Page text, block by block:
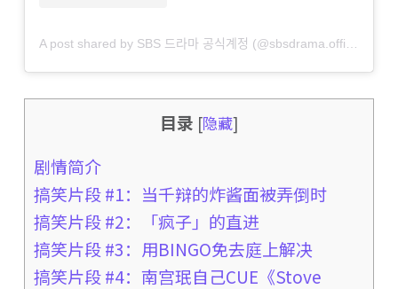
目录 [隐藏]
剧情简介
搞笑片段 #1：当千辩的炸酱面被弄倒时
搞笑片段 #2：「疯子」的直进
搞笑片段 #3：用BINGO免去庭上解决
搞笑片段 #4：南宫珉自己CUE《Stove